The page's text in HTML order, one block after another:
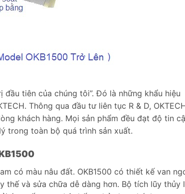
đầu tiên của chúng tôi”. Đó là những khẩu hiệu
Thông qua đầu tư liên tục R & D,
khách hàng. Mọi sản phẩm đều đạt độ tin
trong toàn bộ quá trình sản xuất.
có màu nâu đất. OKB1500 có thiết kế van
và sửa chữa dễ dàng hơn. Bộ tích lũy thủy